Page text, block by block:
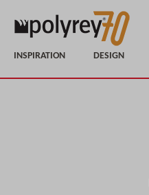
INSPIRATION DESIGN